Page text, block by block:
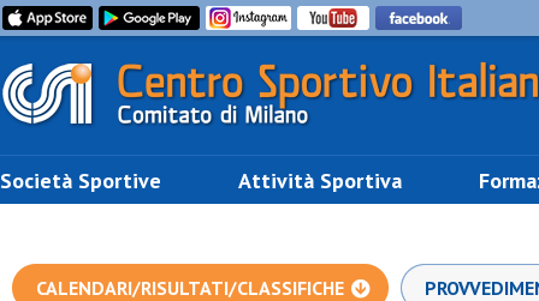
Società Sportive Attività Sportiva
CALENDARI/RISULTATI/CLASSIFICHE